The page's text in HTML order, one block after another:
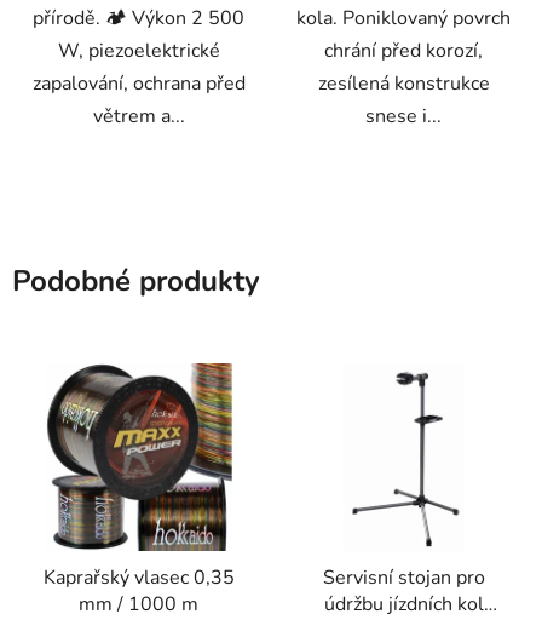
přírodě. 🏕️ Výkon 2 500
W, piezoelektrické
zapalování, ochrana před
větrem a...
kola. Poniklovaný povrch
chrání před korozí,
zesílená konstrukce
snese i...
Podobné produkty
Kaprařský vlasec 0,35
mm / 1000 m
Servisní stojan pro
údržbu jízdních kol